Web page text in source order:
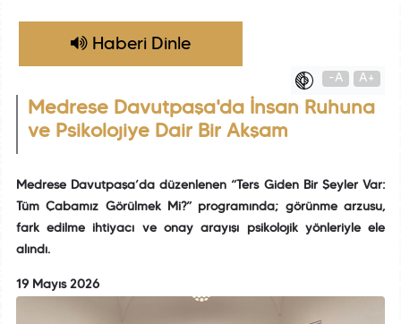
Haberi Dinle
-A A+
Medrese Davutpaşa'da İnsan Ruhuna
ve Psikolojiye Dair Bir Akşam
Medrese Davutpaşa’da düzenlenen “Ters Giden Bir Şeyler Var:
Tüm Çabamız Görülmek Mi?” programında; görünme arzusu,
fark edilme ihtiyacı ve onay arayışı psikolojik yönleriyle ele
alındı.
19 Mayıs 2026